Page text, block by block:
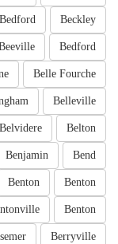
Beckley
Bedford
Bedford
Belle Fourche
Belleville
Belton
Belvidere
Bend
Benjamin
Benton
Benton
Benton
Berryville